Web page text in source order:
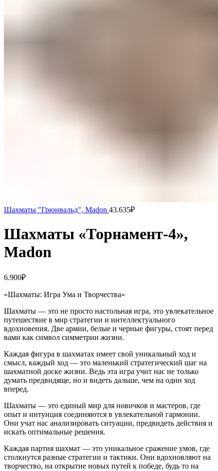
Шахматы "Грюнвальд", Madon 43.635₽
Шахматы «Торнамент-4»,
Madon
6.900₽
«Шахматы: Игра Ума и Творчества»
Шахматы — это не просто настольная игра, это увлекательное
путешествие в мир стратегии и интеллектуального
вдохновения. Две армии, белые и черные фигуры, стоят перед
вами как символ симметрии жизни.
Каждая фигура в шахматах имеет свой уникальный ход и
смысл, каждый ход — это маленький стратегический шаг на
шахматной доске жизни. Ведь эта игра учит нас не только
думать предвидяще, но и видеть дальше, чем на один ход
вперед.
Шахматы — это единый мир для новичков и мастеров, где
опыт и интуиция соединяются в увлекательной гармонии.
Они учат нас анализировать ситуации, предвидеть действия и
искать оптимальные решения.
Каждая партия шахмат — это уникальное сражение умов, где
столкнутся разные стратегии и тактики. Они вдохновляют на
творчество, на открытие новых путей к победе, будь то на